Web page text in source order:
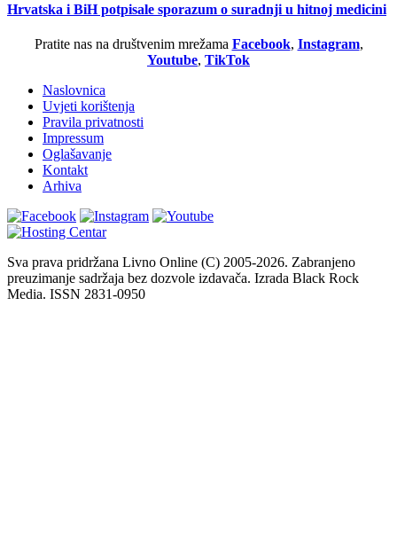
Hrvatska i BiH potpisale sporazum o suradnji u hitnoj medicini
Pratite nas na društvenim mrežama Facebook, Instagram,
Youtube, TikTok
Naslovnica
Uvjeti korištenja
Pravila privatnosti
Impressum
Oglašavanje
Kontakt
Arhiva
Sva prava pridržana Livno Online (C) 2005-2026. Zabranjeno
preuzimanje sadržaja bez dozvole izdavača. Izrada Black Rock
Media. ISSN 2831-0950